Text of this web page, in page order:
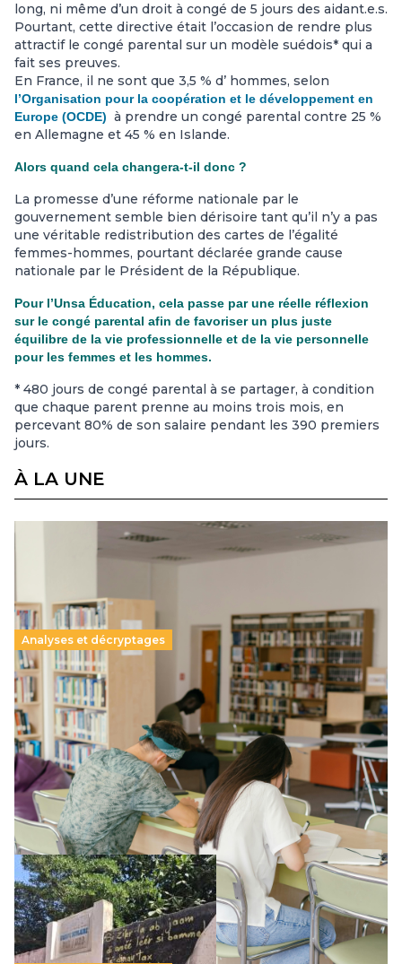
long, ni même d’un droit à congé de 5 jours des aidant.e.s.
Pourtant, cette directive était l’occasion de rendre plus
attractif le congé parental sur un modèle suédois* qui a
fait ses preuves.
En France, il ne sont que 3,5 % d’ hommes, selon
l’Organisation pour la coopération et le développement en
Europe (OCDE) à prendre un congé parental contre 25 %
en Allemagne et 45 % en Islande.
Alors quand cela changera-t-il donc ?
La promesse d’une réforme nationale par le
gouvernement semble bien dérisoire tant qu’il n’y a pas
une véritable redistribution des cartes de l’égalité
femmes-hommes, pourtant déclarée grande cause
nationale par le Président de la République.
Pour l’Unsa Éducation, cela passe par une réelle réflexion
sur le congé parental afin de favoriser un plus juste
équilibre de la vie professionnelle et de la vie personnelle
pour les femmes et les hommes.
* 480 jours de congé parental à se partager, à condition
que chaque parent prenne au moins trois mois, en
percevant 80% de son salaire pendant les 390 premiers
jours.
À LA UNE
Analyses et décryptages
Supérieur privé : une dérive qui met à mal la
promesse républicaine
11 juillet 2026-
Le projet de loi sur la régulation de l’enseignement
supérieur privé met en lumière l’amplification d’un système
qui relègue l’acte pédagogique au superfétatoire, voire à…
Lire la suite →